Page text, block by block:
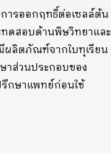
ารออกฤทธิ์ต่อเซลล์ต้น
ดสอบด้านพิษวิทยาและ
ลิตภัณฑ์จากใบทุเรียน
าส่วนประกอบของ
กษาแพทย์ก่อนใช้